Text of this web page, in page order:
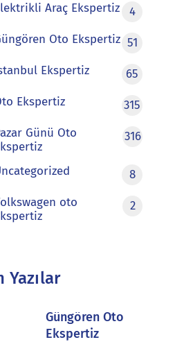
Araç Ekspertiz
4
Oto Ekspertiz 51
Ekspertiz
65
Ekspertiz
315
Günü Oto
316
8
oto
2
Yazılar
Güngören Oto
Ekspertiz